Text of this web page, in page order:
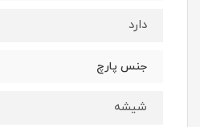
دارد
جنس پارچ
شیشه